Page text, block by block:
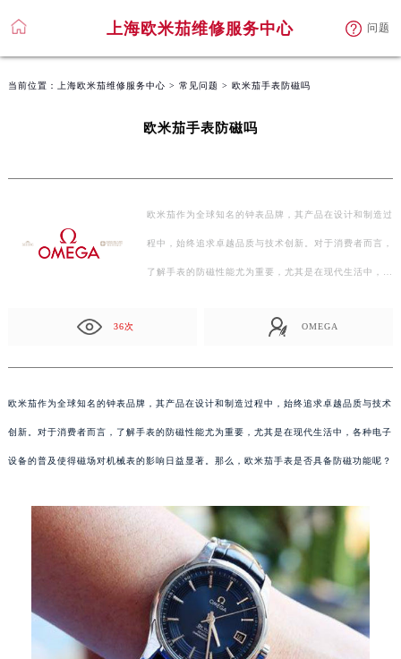
上海欧米茄维修服务中心 问题
当前位置： 上海欧米茄维修服务中心 > 常见问题 > 欧米茄手表防磁吗
欧米茄手表防磁吗
欧米茄作为全球知名的钟表品牌，其产品在设计和制造过
程中，始终追求卓越品质与技术创新。对于消费者而言，
了解手表的防磁性能尤为重要，尤其是在现代生活中，各
36次 OMEGA
欧米茄作为全球知名的钟表品牌，其产品在设计和制造过程中，始终追求卓越品质与技术
创新。对于消费者而言，了解手表的防磁性能尤为重要，尤其是在现代生活中，各种电子
设备的普及使得磁场对机械表的影响日益显著。那么，欧米茄手表是否具备防磁功能呢？